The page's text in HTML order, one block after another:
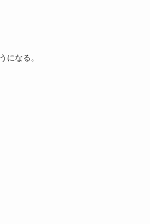
になる。